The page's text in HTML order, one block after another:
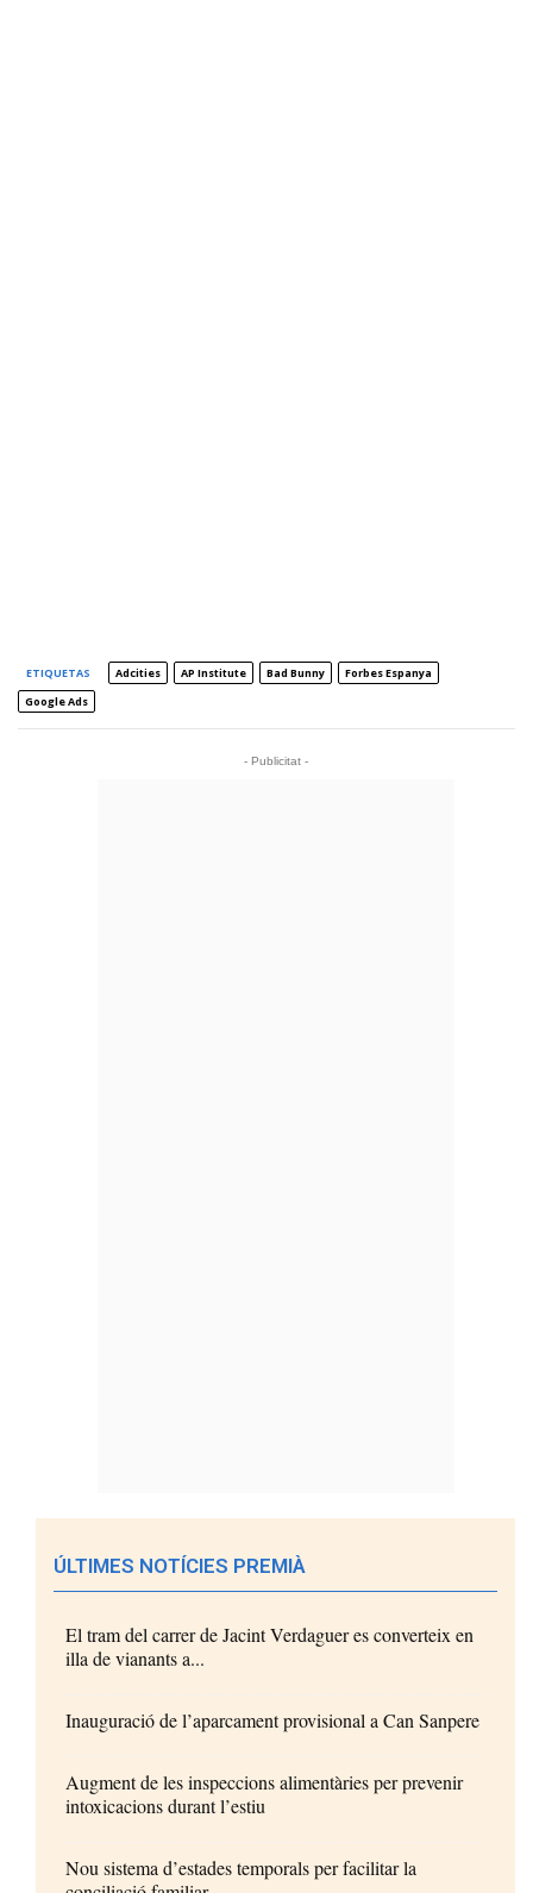
ETIQUETAS Adcities AP Institute Bad Bunny
Forbes Espanya
Google Ads
- Publicitat -
ÚLTIMES NOTÍCIES PREMIÀ
El tram del carrer de Jacint Verdaguer es converteix en
illa de vianants a...
Inauguració de l’aparcament provisional a Can Sanpere
Augment de les inspeccions alimentàries per prevenir
intoxicacions durant l’estiu
Nou sistema d’estades temporals per facilitar la